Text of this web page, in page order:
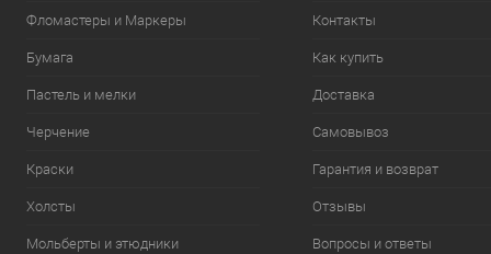
Фломастеры и Маркеры
Бумага
Пастель и мелки
Черчение
Краски
Холсты
Мольберты и этюдники
Контакты
Как купить
Доставка
Самовывоз
Гарантия и возврат
Отзывы
Вопросы и ответы